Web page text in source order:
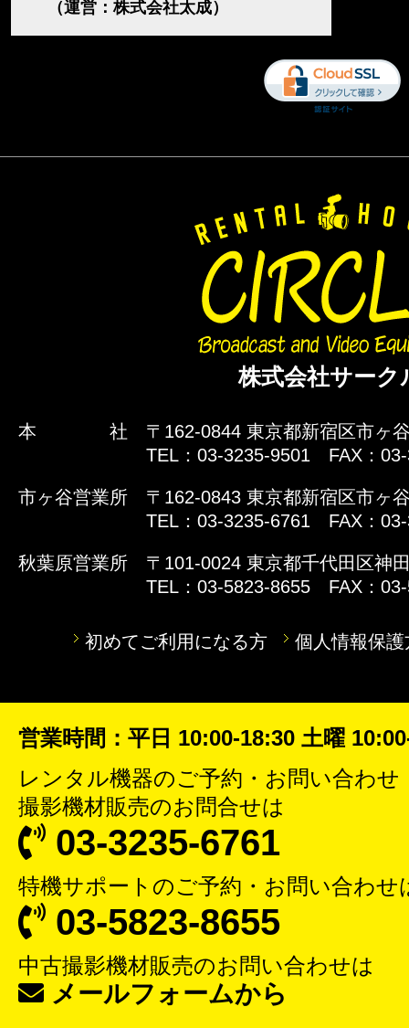
（運営：株式会社太成）
株式会社サーク
本 社
〒162-0844 東京都新宿区市ヶ
TEL：03-3235-9501 FAX：
市ヶ谷営業所
〒162-0843 東京都新宿区市ヶ
TEL：03-3235-6761 FAX：
秋葉原営業所
〒101-0024 東京都千代田区神
TEL：03-5823-8655 FAX：
初めてご利用になる方 個人情報保護
営業時間：平日 10:00-18:30 土曜
レンタル機器のご予約・お問い合わせ
撮影機材販売のお問合せは
03-3235-6761
特機サポート のご予約・お問い合わせ
03-5823-8655
中古撮影機材販売のお問い合わせは
メールフォームから